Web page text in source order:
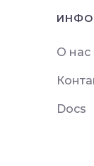
О нас
Docs